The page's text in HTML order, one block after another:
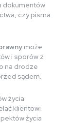
dokumentów
czy pisma
może
i sporów z
na drodze
sądem.
życia
klientowi
życia